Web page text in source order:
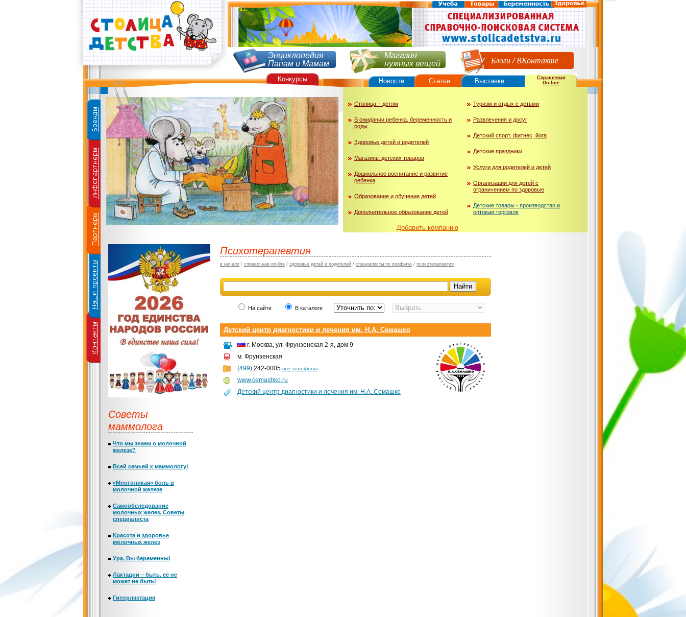
Энциклопедия
Папам и Мамам
Магазин
нужных вещей Блоги/ВКонтакте
Столица – детям
В ожидании ребенка, беременность и
роды
Здоровье детей и родителей
Магазины детских товаров
Дошкольное воспитание и развитие
ребенка
Образование и обучение детей
Дополнительное образование детей
Туризм и отдых с детьми
Развлечения и досуг
Детский спорт, фитнес, йога
Детские праздники
Услуги для родителей и детей
Организации для детей с
ограничением по здоровью
Детские товары - производство и
оптовая торговля
Добавить компанию
Справочная
On-line
Психотерапевтия
в начало / справочная on-line / здоровье детей и родителей / специалисты по профилю / психотерапевтия
На сайте В каталоге
Детский центр диагностики и лечения им. Н.А. Семашко
г. Москва, ул. Фрунзенская 2-я, дом 9
м. Фрунзенская
(499) 242-0005 все телефоны
www.cemashko.ru
Детский центр диагностики и лечения им. Н.А. Семашко
Советы
маммолога
Что мы знаем о молочной
железе?
Всей семьей к маммологу!
«Многоликая» боль в
молочной железе
Самообследование
молочных желез. Советы
специалиста
Красота и здоровье
молочных желез
Ура, Вы беременны!
Лактации – быть, её не
может не быть!
Гиперлактация
Конкурсы Новости Статьи Выставки